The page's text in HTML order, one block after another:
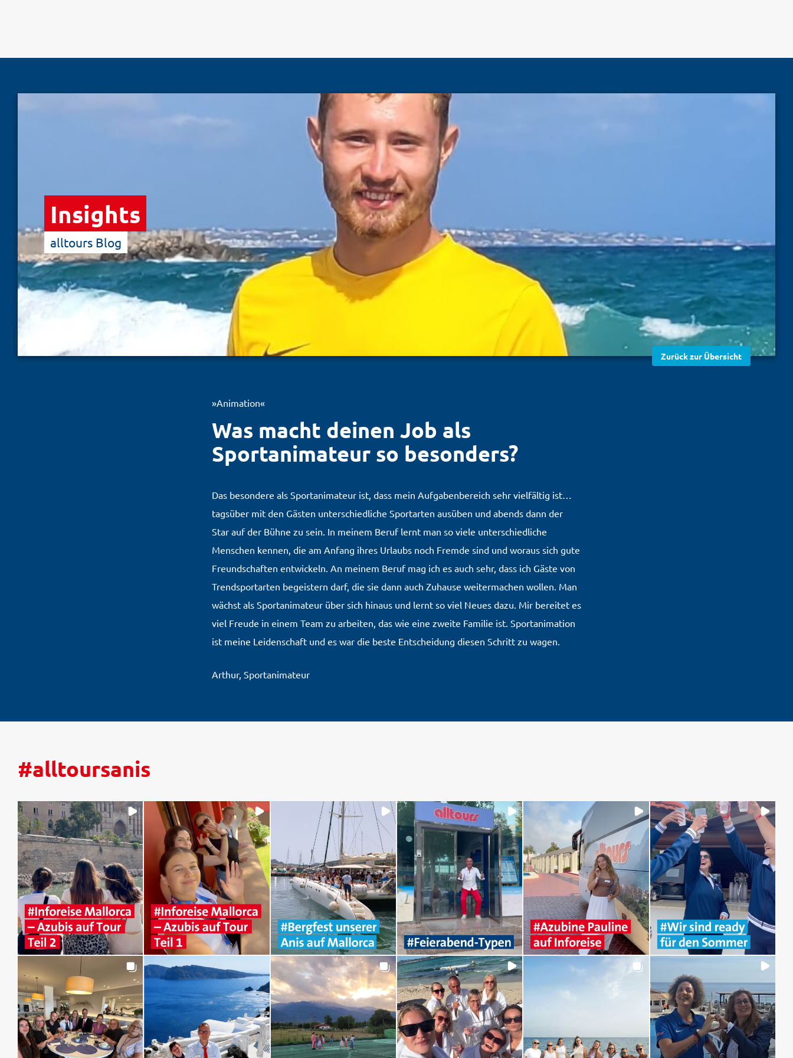
Insights
alltours Blog
Zurück zur Übersicht
Animation
Was macht deinen Job als
Sportanimateur so besonders?
Das besondere als Sportanimateur ist, dass mein Aufgabenbereich sehr vielfältig ist…
tagsüber mit den Gästen unterschiedliche Sportarten ausüben und abends dann der
Star auf der Bühne zu sein. In meinem Beruf lernt man so viele unterschiedliche
Menschen kennen, die am Anfang ihres Urlaubs noch Fremde sind und woraus sich gute
Freundschaften entwickeln. An meinem Beruf mag ich es auch sehr, dass ich Gäste von
Trendsportarten begeistern darf, die sie dann auch Zuhause weitermachen wollen. Man
wächst als Sportanimateur über sich hinaus und lernt so viel Neues dazu. Mir bereitet es
viel Freude in einem Team zu arbeiten, das wie eine zweite Familie ist. Sportanimation
ist meine Leidenschaft und es war die beste Entscheidung diesen Schritt zu wagen.
Arthur, Sportanimateur
#alltoursanis